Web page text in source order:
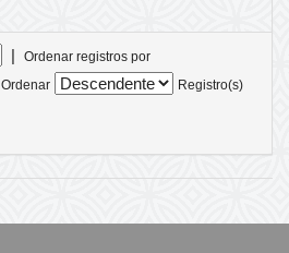
|
Ordenar registros por
Ordenar
Registro(s)